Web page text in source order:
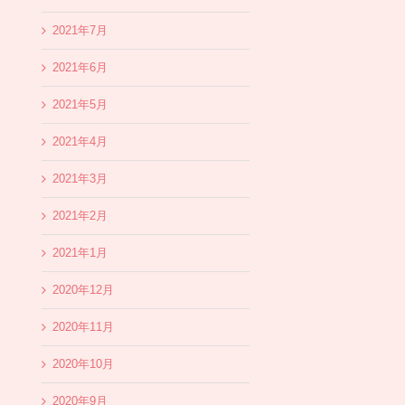
2021年7月
2021年6月
2021年5月
2021年4月
2021年3月
2021年2月
2021年1月
2020年12月
2020年11月
2020年10月
2020年9月